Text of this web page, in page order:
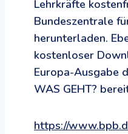
Lehrkräfte
Bundeszentrale
herunterladen.
kostenloser
Europa-Ausgabe
WAS GEHT?
https://